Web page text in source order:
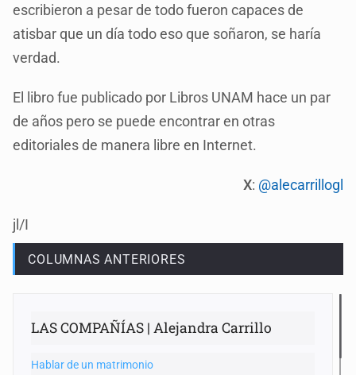
escribieron a pesar de todo fueron capaces de
atisbar que un día todo eso que soñaron, se haría
verdad.
El libro fue publicado por Libros UNAM hace un par
de años pero se puede encontrar en otras
editoriales de manera libre en Internet.
X: @alecarrillogl
jl/I
COLUMNAS ANTERIORES
LAS COMPAÑÍAS | Alejandra Carrillo
Hablar de un matrimonio